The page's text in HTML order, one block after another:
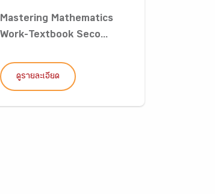
Mastering Mathematics
Work-Textbook Seco...
ดูรายละเอียด